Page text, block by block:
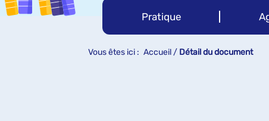
Vous êtes ici : Accueil / Détail du document
Pratique